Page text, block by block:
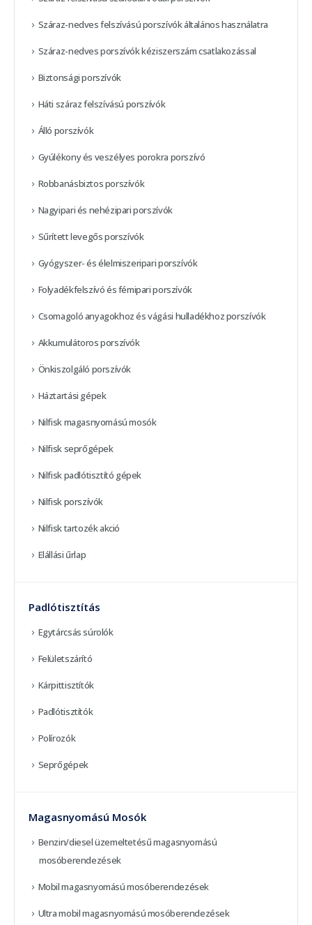
Száraz-nedves felszívású porszívók általános használatra
Száraz-nedves porszívók kéziszerszám csatlakozással
Biztonsági porszívók
Háti száraz felszívású porszívók
Álló porszívók
Gyúlékony és veszélyes porokra porszívó
Robbanásbiztos porszívók
Nagyipari és nehézipari porszívók
Sűrített levegős porszívók
Gyógyszer- és élelmiszeripari porszívók
Folyadékfelszívó és fémipari porszívók
Csomagoló anyagokhoz és vágási hulladékhoz porszívók
Akkumulátoros porszívók
Önkiszolgáló porszívók
Háztartási gépek
Nilfisk magasnyomású mosók
Nilfisk seprőgépek
Nilfisk padlótisztító gépek
Nilfisk porszívók
Nilfisk tartozék akció
Elállási űrlap
Padlótisztítás
Egytárcsás súrolók
Felületszárító
Kárpittisztítók
Padlótisztítók
Polírozók
Seprőgépek
Magasnyomású Mosók
Benzin/diesel üzemeltetésű magasnyomású
mosóberendezések
Mobil magasnyomású mosóberendezések
Ultra mobil magasnyomású mosóberendezések